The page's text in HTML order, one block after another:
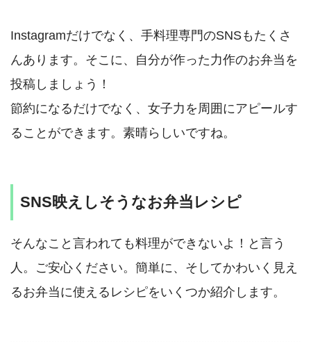
Instagramだけでなく、手料理専門のSNSもたくさ
んあります。そこに、自分が作った力作のお弁当を
投稿しましょう！
節約になるだけでなく、女子力を周囲にアピールす
ることができます。素晴らしいですね。
SNS映えしそうなお弁当レシピ
そんなこと言われても料理ができないよ！と言う
人。ご安心ください。簡単に、そしてかわいく見え
るお弁当に使えるレシピをいくつか紹介します。